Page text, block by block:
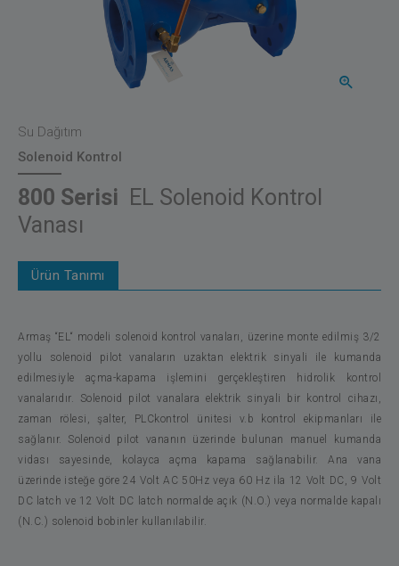
Su Dağıtım
Solenoid Kontrol
800 Serisi EL Solenoid Kontrol
Vanası
Ürün Tanımı
Armaş “EL“ modeli solenoid kontrol vanaları, üzerine monte edilmiş 3/2
yollu solenoid pilot vanaların uzaktan elektrik sinyali ile kumanda
edilmesiyle açma-kapama işlemini gerçekleştiren hidrolik kontrol
vanalarıdır. Solenoid pilot vanalara elektrik sinyali bir kontrol cihazı,
zaman rölesi, şalter, PLCkontrol ünitesi v.b kontrol ekipmanları ile
sağlanır. Solenoid pilot vananın üzerinde bulunan manuel kumanda
vidası sayesinde, kolayca açma kapama sağlanabilir. Ana vana
üzerinde isteğe göre 24 Volt AC 50Hz veya 60 Hz ila 12 Volt DC, 9 Volt
DC latch ve 12 Volt DC latch normalde açık (N.O.) veya normalde kapalı
(N.C.) solenoid bobinler kullanılabilir.